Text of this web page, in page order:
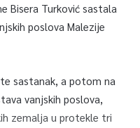
Bisera Turković sastala
poslova Malezije
sastanak, a potom na
vanjskih poslova,
zemalja u protekle tri